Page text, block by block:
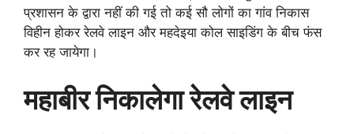
प्रशासन के द्वारा नहीं की गई तो कई सौ लोगों का गांव निकास
विहीन होकर रेलवे लाइन और महदेइया कोल साइडिंग के बीच फंस
कर रह जायेगा।
महाबीर निकालेगा रेलवे लाइन